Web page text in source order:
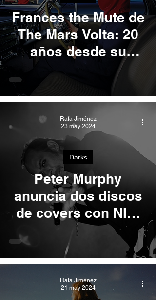
Frances the Mute de
The Mars Volta: 20
años desde su
lanzamiento
Peter Murphy
anuncia dos discos
de covers con NIN,
Prince, David Bowie
y Pere Ubu
Darks
Rafa Jiménez
23 may 2024
Rafa Jiménez
21 may 2024